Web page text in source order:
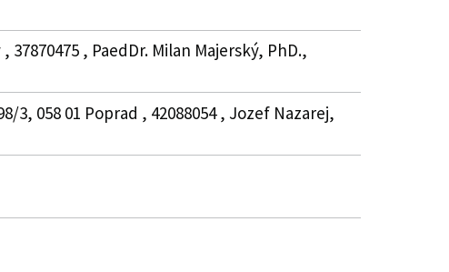
, PaedDr. Milan Majerský, PhD.,
058 01 Poprad , 42088054 , Jozef Nazarej,